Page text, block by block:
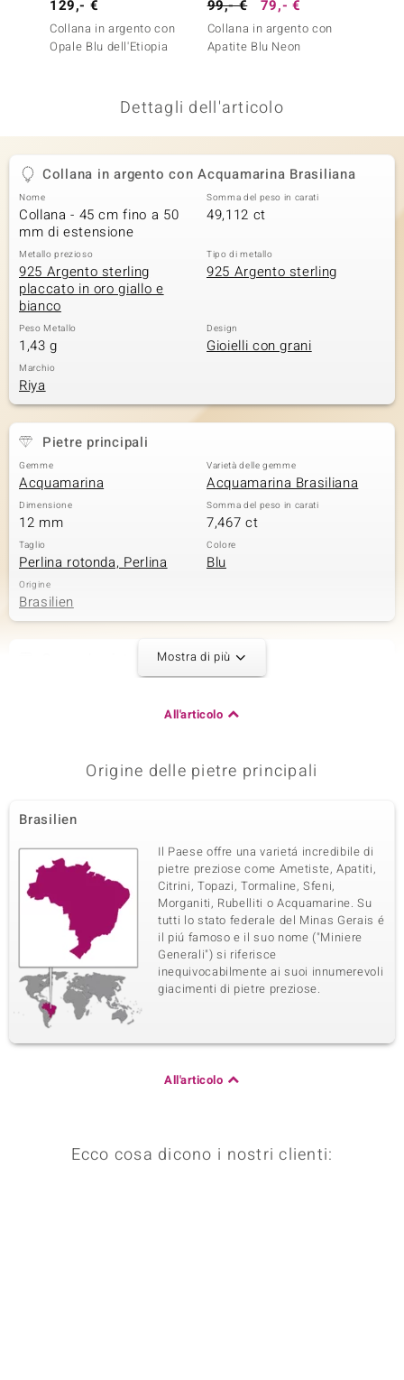
Classics
129,- €
Collana in argento con
Opale Blu dell'Etiopia
99,- € 79,- €
Collana in argento con
Apatite Blu Neon
Dettagli dell'articolo
Collana in argento con Acquamarina Brasiliana
Nome
Collana - 45 cm fino a 50
mm di estensione
Somma del peso in carati
49,112 ct
Metallo prezioso
925 Argento sterling
placcato in oro giallo e
bianco
Tipo di metallo
925 Argento sterling
Peso Metallo
1,43 g
Design
Gioielli con grani
Marchio
Riya
Pietre principali
Gemme
Acquamarina
Varietà delle gemme
Acquamarina Brasiliana
Dimensione
12 mm
Somma del peso in carati
7,467 ct
Taglio
Perlina rotonda, Perlina
Colore
Blu
Origine
Brasilien
Seconda pietra preziosa
Taglio
Stati Uniti d'America
Varietà delle gemme
Howlite
Dimensione
2 mm
Somma del peso in carati
25,024 ct
Taglio
Perlina Fancy
Stati Uniti d'America
Quarta pietra preziosa
Taglio
Afghanistan
Mostra di più
All'articolo
Origine delle pietre principali
Brasilien
Il Paese offre una varietá incredibile di
pietre preziose come Ametiste, Apatiti,
Citrini, Topazi, Tormaline, Sfeni,
Morganiti, Rubelliti o Acquamarine. Su
tutti lo stato federale del Minas Gerais é
il piú famoso e il suo nome ("Miniere
Generali") si riferisce
inequivocabilmente ai suoi innumerevoli
giacimenti di pietre preziose.
All'articolo
Ecco cosa dicono i nostri clienti: